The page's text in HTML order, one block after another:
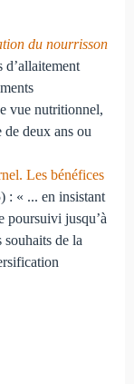
du nourrisson
vue nutritionnel,
de deux ans ou
Les bénéfices
: « ... en insistant
poursuivi jusqu’à
souhaits de la